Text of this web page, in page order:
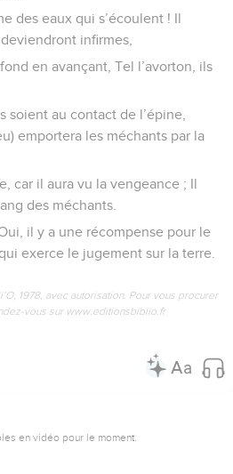
des eaux qui s’écoulent ! Il
infirmes,
en avançant, Tel l’avorton, ils
soient au contact de l’épine,
emportera les méchants par la
car il aura vu la vengeance ; Il
des méchants.
il y a une récompense pour le
exerce le jugement sur la terre.
1978, avec autorisation. Pour vous procurer
vous sur www.editionsbiblio.fr
en vidéo pour le moment.